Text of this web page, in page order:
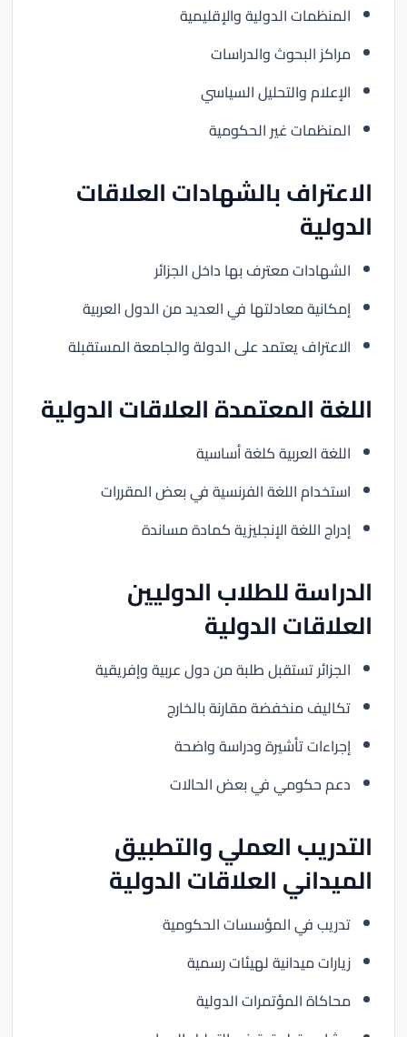
المنظمات الدولية والإقليمية
مراكز البحوث والدراسات
الإعلام والتحليل السياسي
المنظمات غير الحكومية
الاعتراف بالشهادات العلاقات
الدولية
الشهادات معترف بها داخل الجزائر
إمكانية معادلتها في العديد من الدول العربية
الاعتراف يعتمد على الدولة والجامعة المستقبلة
اللغة المعتمدة العلاقات الدولية
اللغة العربية كلغة أساسية
استخدام اللغة الفرنسية في بعض المقررات
إدراج اللغة الإنجليزية كمادة مساندة
الدراسة للطلاب الدوليين
العلاقات الدولية
الجزائر تستقبل طلبة من دول عربية وإفريقية
تكاليف منخفضة مقارنة بالخارج
إجراءات تأشيرة ودراسة واضحة
دعم حكومي في بعض الحالات
التدريب العملي والتطبيق
الميداني العلاقات الدولية
تدريب في المؤسسات الحكومية
زيارات ميدانية لهيئات رسمية
محاكاة المؤتمرات الدولية